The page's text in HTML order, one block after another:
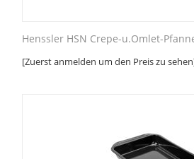
Henssler HSN Crepe-u.Omlet-
[Zuerst anmelden um den Preis zu